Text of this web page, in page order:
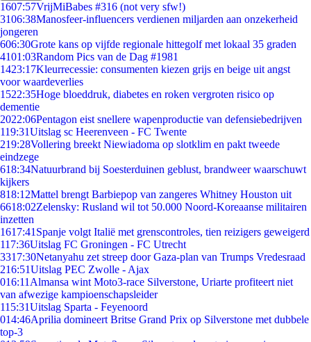
1607:57VrijMiBabes #316 (not very sfw!)
3106:38Manosfeer-influencers verdienen miljarden aan onzekerheid
jongeren
606:30Grote kans op vijfde regionale hittegolf met lokaal 35 graden
4101:03Random Pics van de Dag #1981
1423:17Kleurrecessie: consumenten kiezen grijs en beige uit angst
voor waardeverlies
1522:35Hoge bloeddruk, diabetes en roken vergroten risico op
dementie
2022:06Pentagon eist snellere wapenproductie van defensiebedrijven
119:31Uitslag sc Heerenveen - FC Twente
219:28Vollering breekt Niewiadoma op slotklim en pakt tweede
eindzege
618:34Natuurbrand bij Soesterduinen geblust, brandweer waarschuwt
kijkers
818:12Mattel brengt Barbiepop van zangeres Whitney Houston uit
6618:02Zelensky: Rusland wil tot 50.000 Noord-Koreaanse militairen
inzetten
1617:41 Spanje volgt Italië met grenscontroles, tien reizigers geweigerd
117:36Uitslag FC Groningen - FC Utrecht
3317:30Netanyahu zet streep door Gaza-plan van Trumps Vredesraad
216:51Uitslag PEC Zwolle - Ajax
016:11 Almansa wint Moto3-race Silverstone, Uriarte profiteert niet
van afwezige kampioenschapsleider
115:31Uitslag Sparta - Feyenoord
014:46Aprilia domineert Britse Grand Prix op Silverstone met dubbele
top-3